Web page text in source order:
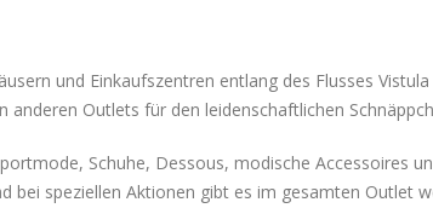
und Einkaufszentren entlang des Flusses
Outlets für den leidenschaftlichen
Schuhe, Dessous, modische Accessoires
bei speziellen Aktionen gibt es im gesamten Outlet